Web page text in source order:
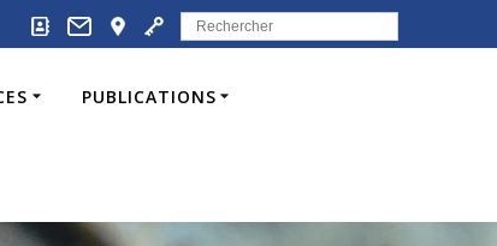
Search
for:
PUBLICATIONS